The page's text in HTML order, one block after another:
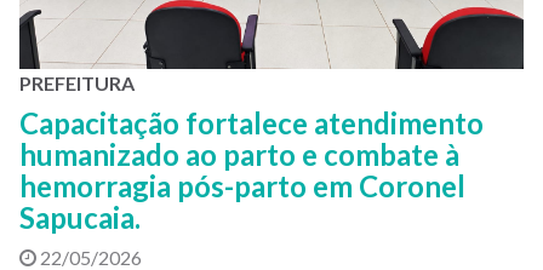
PREFEITURA
Capacitação fortalece atendimento
humanizado ao parto e combate à
hemorragia pós-parto em Coronel
Sapucaia.
22/05/2026